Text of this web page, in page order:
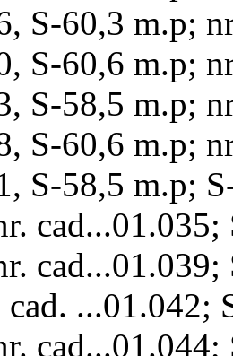
S-60,3 m.p;
S-60,6 m.p;
S-58,5 m.p;
S-60,6 m.p;
S-58,5 m.p;
cad.